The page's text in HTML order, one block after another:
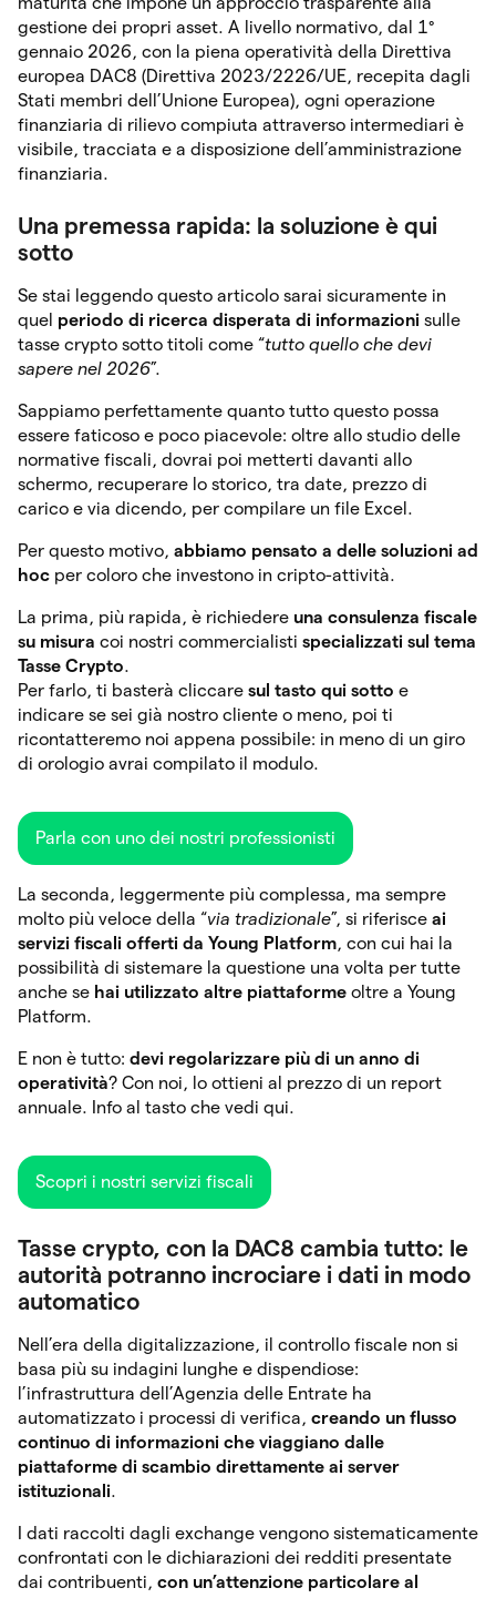
gestione dei propri asset. A livello normativo, dal 1°
gennaio 2026, con la piena operatività della Direttiva
europea DAC8 (Direttiva 2023/2226/UE, recepita dagli
Stati membri dell’Unione Europea), ogni operazione
finanziaria di rilievo compiuta attraverso intermediari è
visibile, tracciata e a disposizione dell’amministrazione
finanziaria.
Una premessa rapida: la soluzione è qui
sotto
Se stai leggendo questo articolo sarai sicuramente in
quel periodo di ricerca disperata di informazioni sulle
tasse crypto sotto titoli come “tutto quello che devi
sapere nel 2026”.
Sappiamo perfettamente quanto tutto questo possa
essere faticoso e poco piacevole: oltre allo studio delle
normative fiscali, dovrai poi metterti davanti allo
schermo, recuperare lo storico, tra date, prezzo di
carico e via dicendo, per compilare un file Excel.
Per questo motivo, abbiamo pensato a delle soluzioni ad
hoc per coloro che investono in cripto-attività.
La prima, più rapida, è richiedere una consulenza fiscale
su misura coi nostri commercialisti specializzati sul tema
Tasse Crypto.
Per farlo, ti basterà cliccare sul tasto qui sotto e
indicare se sei già nostro cliente o meno, poi ti
ricontatteremo noi appena possibile: in meno di un giro
di orologio avrai compilato il modulo.
Parla con uno dei nostri professionisti
La seconda, leggermente più complessa, ma sempre
molto più veloce della “via tradizionale”, si riferisce ai
servizi fiscali offerti da Young Platform, con cui hai la
possibilità di sistemare la questione una volta per tutte
anche se hai utilizzato altre piattaforme oltre a Young
Platform.
E non è tutto: devi regolarizzare più di un anno di
operatività? Con noi, lo ottieni al prezzo di un report
annuale. Info al tasto che vedi qui.
Scopri i nostri servizi fiscali
Tasse crypto, con la DAC8 cambia tutto: le
autorità potranno incrociare i dati in modo
automatico
Nell’era della digitalizzazione, il controllo fiscale non si
basa più su indagini lunghe e dispendiose:
l’infrastruttura dell’Agenzia delle Entrate ha
automatizzato i processi di verifica, creando un flusso
continuo di informazioni che viaggiano dalle
piattaforme di scambio direttamente ai server
istituzionali.
I dati raccolti dagli exchange vengono sistematicamente
confrontati con le dichiarazioni dei redditi presentate
dai contribuenti, con un’attenzione particolare al